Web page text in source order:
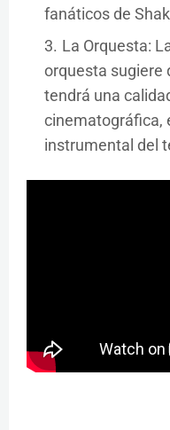
fanáticos de
La Orquesta:
orquesta sugiere
tendrá una
cinematográfica,
instrumental del